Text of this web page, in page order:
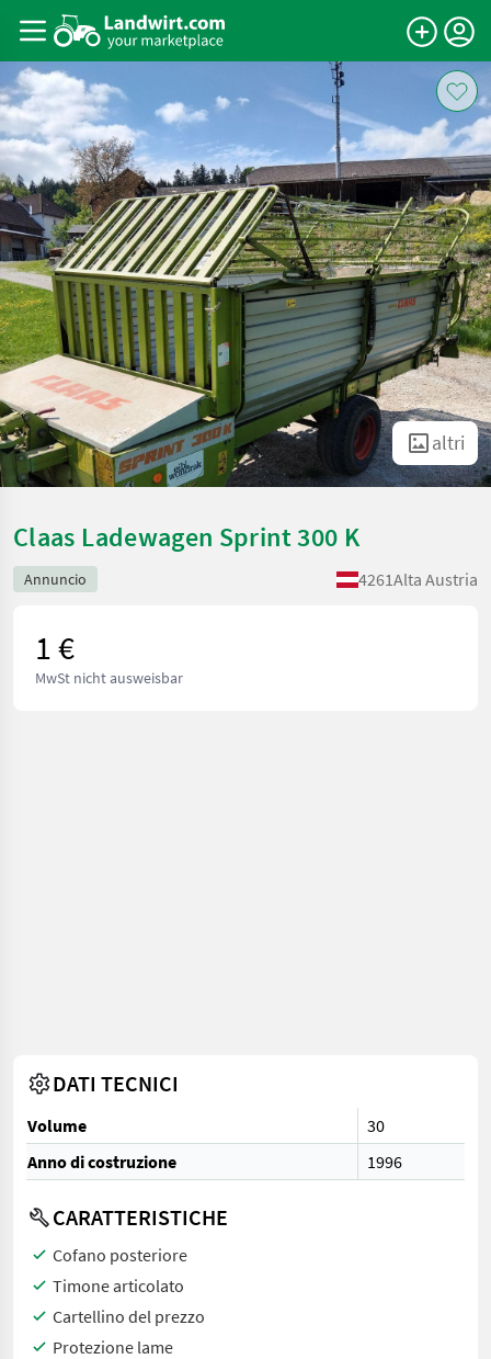
altri
Claas Ladewagen Sprint 300 K
Annuncio 4261Alta Austria
1 €
MwSt nicht ausweisbar
DATI TECNICI
Volume
30
Anno di costruzione
1996
CARATTERISTICHE
Cofano posteriore
Timone articolato
Cartellino del prezzo
Protezione lame